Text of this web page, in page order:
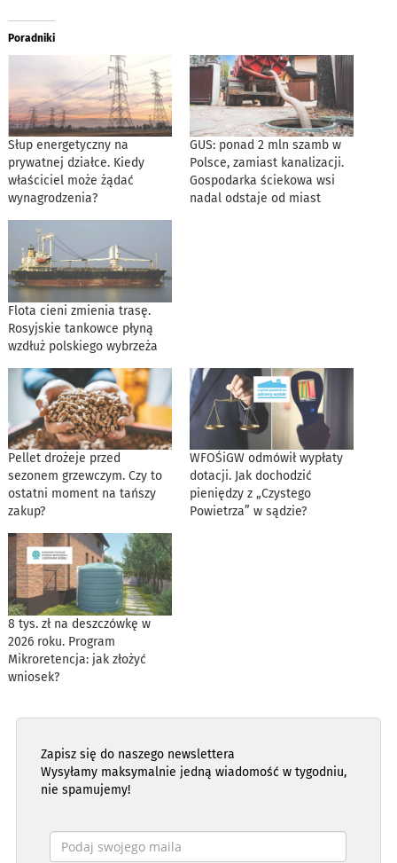
Poradniki
Słup energetyczny na
prywatnej działce. Kiedy
właściciel może żądać
wynagrodzenia?
GUS: ponad 2 mln szamb w
Polsce, zamiast kanalizacji.
Gospodarka ściekowa wsi
nadal odstaje od miast
Flota cieni zmienia trasę.
Rosyjskie tankowce płyną
wzdłuż polskiego wybrzeża
Pellet drożeje przed
sezonem grzewczym. Czy to
ostatni moment na tańszy
zakup?
WFOŚiGW odmówił wypłaty
dotacji. Jak dochodzić
pieniędzy z „Czystego
Powietrza” w sądzie?
8 tys. zł na deszczówkę w
2026 roku. Program
Mikroretencja: jak złożyć
wniosek?
Zapisz się do naszego newslettera
Wysyłamy maksymalnie jedną wiadomość w tygodniu,
nie spamujemy!